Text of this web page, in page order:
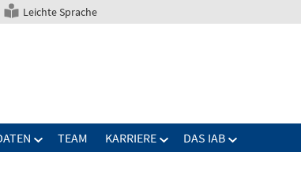
Leichte Sprache
TEAM KARRIERE DAS IAB